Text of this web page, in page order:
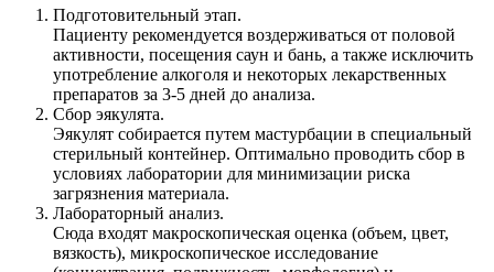
Подготовительный этап.
Пациенту рекомендуется воздерживаться от половой
активности, посещения саун и бань, а также исключить
употребление алкоголя и некоторых лекарственных
препаратов за 3-5 дней до анализа.
Сбор эякулята.
Эякулят собирается путем мастурбации в специальный
стерильный контейнер. Оптимально проводить сбор в
условиях лаборатории для минимизации риска
загрязнения материала.
Лабораторный анализ.
Сюда входят макроскопическая оценка (объем, цвет,
вязкость), микроскопическое исследование